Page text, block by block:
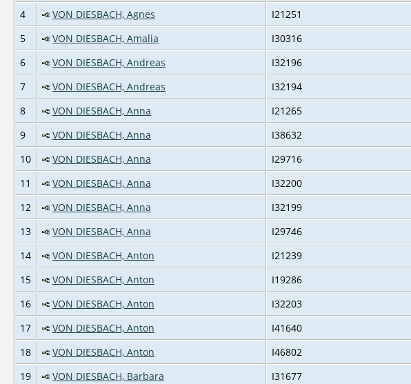
4
VON DIESBACH, Agnes
I21251
5
VON DIESBACH, Amalia
I30316
6
VON DIESBACH, Andreas I32196
7
VON DIESBACH, Andreas I32194
8
VON DIESBACH, Anna
I21265
9
VON DIESBACH, Anna
I38632
10
VON DIESBACH, Anna I29716
11
VON DIESBACH, Anna I32200
12
VON DIESBACH, Anna I32199
13
VON DIESBACH, Anna I29746
14
VON DIESBACH, Anton I21239
15
VON DIESBACH, Anton I19286
16
VON DIESBACH, Anton I32203
17
VON DIESBACH, Anton I41640
18
VON DIESBACH, Anton I46802
19
VON DIESBACH, Barbara
I31677